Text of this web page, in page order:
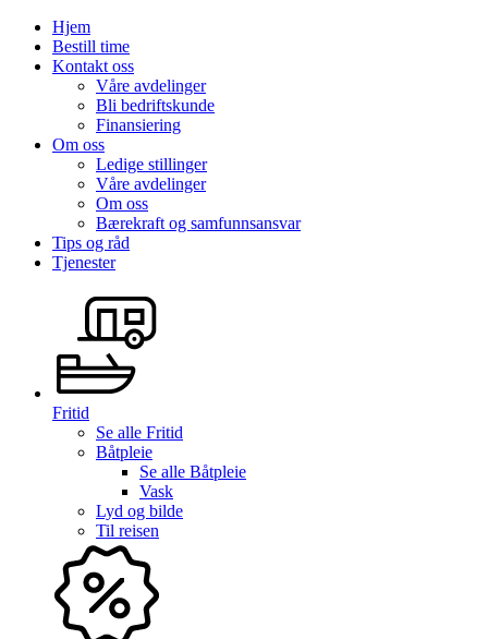
Hjem
Bestill time
Kontakt oss
Våre avdelinger
Bli bedriftskunde
Finansiering
Om oss
Ledige stillinger
Våre avdelinger
Om oss
Bærekraft og samfunnsansvar
Tips og råd
Tjenester
Fritid
Se alle Fritid
Båtpleie
Se alle Båtpleie
Vask
Lyd og bilde
Til reisen